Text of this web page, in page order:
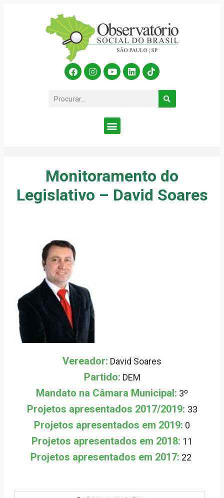
Monitoramento do
Legislativo – David Soares
Vereador: David Soares
Partido: DEM
Mandato na Câmara Municipal: 3º
Projetos apresentados 2017/2019: 33
Projetos apresentados em 2019: 0
Projetos apresentados em 2018: 11
Projetos apresentados em 2017: 22